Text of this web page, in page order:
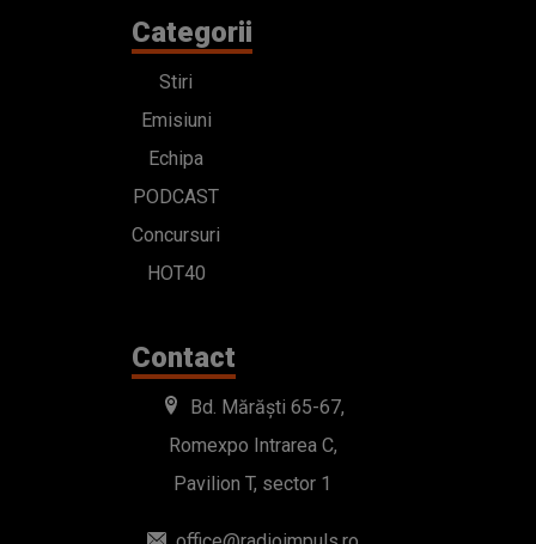
Categorii
Stiri
Emisiuni
Echipa
PODCAST
Concursuri
HOT40
Contact
Bd. Mărăști 65-67,
Romexpo Intrarea C,
Pavilion T, sector 1